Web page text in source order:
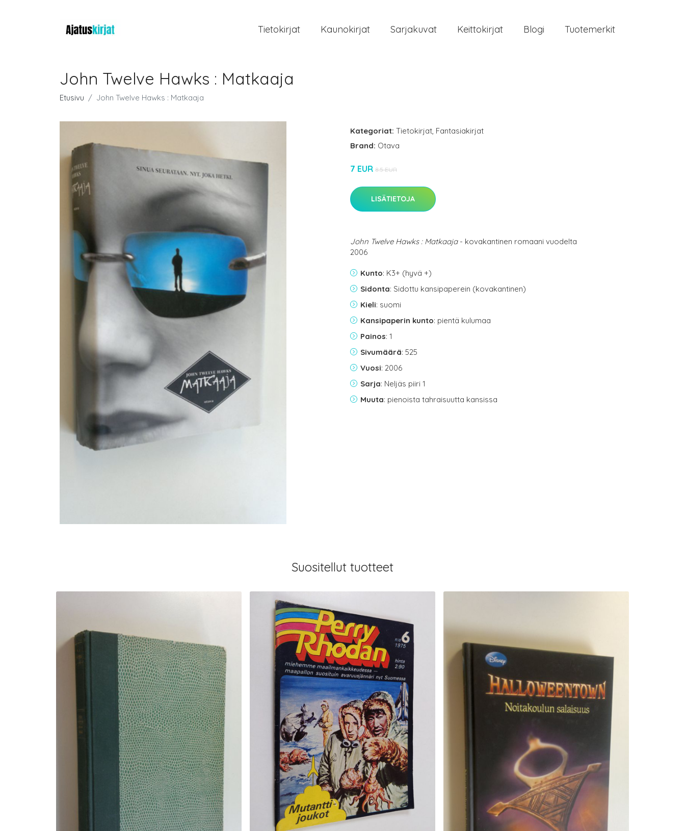
Tietokirjat Kaunokirjat Sarjakuvat Keittokirjat Blogi Tuotemerkit
John Twelve Hawks : Matkaaja
Etusivu John Twelve Hawks : Matkaaja
Kategoriat: Tietokirjat, Fantasiakirjat
Brand: Otava
7 EUR 8.5 EUR
LISÄTIETOJA
John Twelve Hawks : Matkaaja- kovakantinen romaani vuodelta
2006
Kunto: K3+ (hyvä +)
Sidonta: Sidottu kansipaperein (kovakantinen)
Kieli: suomi
Kansipaperin kunto: pientä kulumaa
Painos: 1
Sivumäärä: 525
Vuosi: 2006
Sarja: Neljäs piiri 1
Muuta: pienoista tahraisuutta kansissa
Suositellut tuotteet